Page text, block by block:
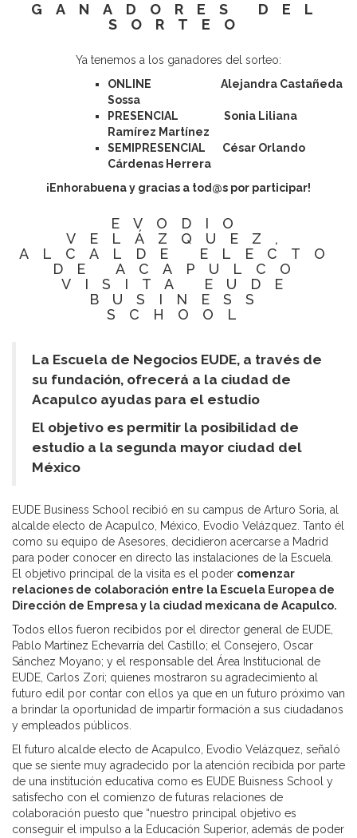
GANADORES DEL
SORTEO
Ya tenemos a los ganadores del sorteo:
ONLINE Alejandra Castañeda
Sossa
PRESENCIAL Sonia Liliana
Ramírez Martínez
SEMIPRESENCIAL César Orlando
Cárdenas Herrera
¡Enhorabuena y gracias a tod@s por participar!
EVODIO
VELÁZQUEZ,
ALCALDE ELECTO
DE ACAPULCO
VISITA EUDE
BUSINESS
SCHOOL
La Escuela de Negocios EUDE, a través de
su fundación, ofrecerá a la ciudad de
Acapulco ayudas para el estudio
El objetivo es permitir la posibilidad de
estudio a la segunda mayor ciudad del
México
EUDE Business School recibió en su campus de Arturo Soria, al
alcalde electo de Acapulco, México, Evodio Velázquez. Tanto él
como su equipo de Asesores, decidieron acercarse a Madrid
para poder conocer en directo las instalaciones de la Escuela.
El objetivo principal de la visita es el poder comenzar
relaciones de colaboración entre la Escuela Europea de
Dirección de Empresa y la ciudad mexicana de Acapulco.
Todos ellos fueron recibidos por el director general de EUDE,
Pablo Martínez Echevarría del Castillo; el Consejero, Oscar
Sánchez Moyano; y el responsable del Área Institucional de
EUDE, Carlos Zori; quienes mostraron su agradecimiento al
futuro edil por contar con ellos ya que en un futuro próximo van
a brindar la oportunidad de impartir formación a sus ciudadanos
y empleados públicos.
El futuro alcalde electo de Acapulco, Evodio Velázquez, señaló
que se siente muy agradecido por la atención recibida por parte
de una institución educativa como es EUDE Buisness School y
satisfecho con el comienzo de futuras relaciones de
colaboración puesto que “nuestro principal objetivo es
conseguir el impulso a la Educación Superior, además de poder